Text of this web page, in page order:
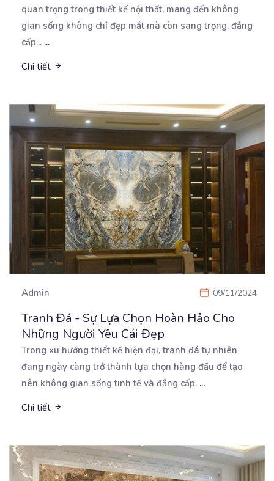
quan trọng trong thiết kế nội thất, mang đến không
gian sống không chỉ đẹp mắt mà còn sang trọng, đẳng
cấp... ...
Chi tiết
Admin 09/11/2024
Tranh Đá - Sự Lựa Chọn Hoàn Hảo Cho
Những Người Yêu Cái Đẹp
Trong xu hướng thiết kế hiện đại, tranh đá tự nhiên
đang ngày càng trở thành lựa chọn hàng đầu để tạo
nên không gian sống tinh tế và đẳng cấp. ...
Chi tiết